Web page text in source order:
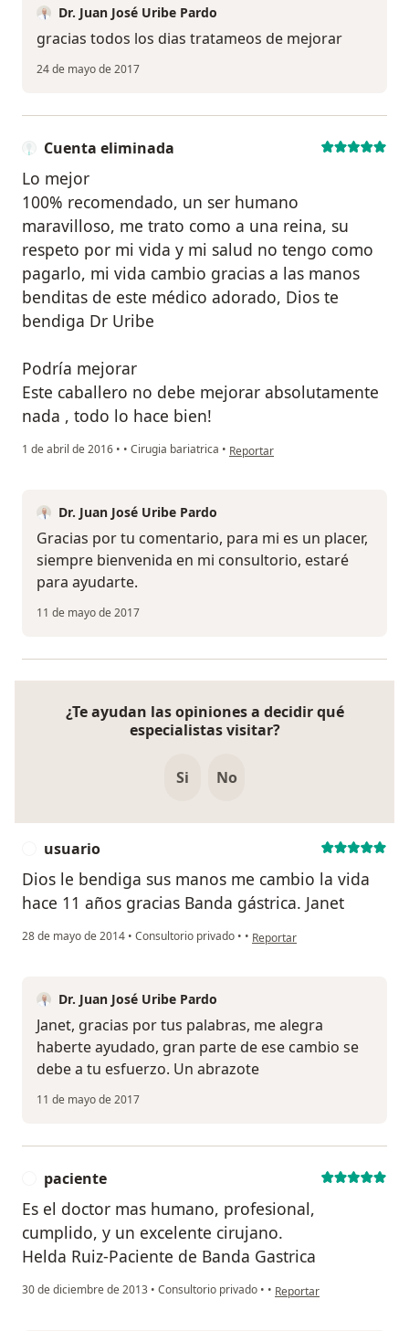
Dr. Juan José Uribe Pardo
gracias todos los dias tratameos de mejorar
24 de mayo de 2017
Cuenta eliminada
Lo mejor
100% recomendado, un ser humano
maravilloso, me trato como a una reina, su
respeto por mi vida y mi salud no tengo como
pagarlo, mi vida cambio gracias a las manos
benditas de este médico adorado, Dios te
bendiga Dr Uribe
Podría mejorar
Este caballero no debe mejorar absolutamente
nada , todo lo hace bien!
1 de abril de 2016 • • Cirugia bariatrica • en opinión del usuario Cuenta
Reportar
Dr. Juan José Uribe Pardo
Gracias por tu comentario, para mi es un placer,
siempre bienvenida en mi consultorio, estaré
para ayudarte.
11 de mayo de 2017
¿Te ayudan las opiniones a decidir qué
especialistas visitar?
Si No
usuario
Dios le bendiga sus manos me cambio la vida
hace 11 años gracias Banda gástrica. Janet
28 de mayo de 2014 • Consultorio privado • • en opinión del usuario usuario
Reportar
Dr. Juan José Uribe Pardo
Janet, gracias por tus palabras, me alegra
haberte ayudado, gran parte de ese cambio se
debe a tu esfuerzo. Un abrazote
11 de mayo de 2017
paciente
Es el doctor mas humano, profesional,
cumplido, y un excelente cirujano.
Helda Ruiz-Paciente de Banda Gastrica
30 de diciembre de 2013 • Consultorio privado • • en opinión del usuario
Reportar